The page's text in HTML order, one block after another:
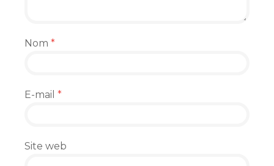
Nom *
E-mail *
Site web